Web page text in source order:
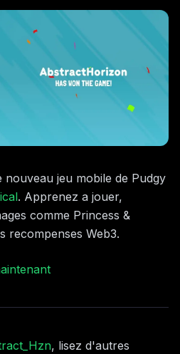
nouveau jeu mobile de Pudgy
. Apprenez a jouer,
comme Princess &
recompenses Web3.
, lisez d'autres